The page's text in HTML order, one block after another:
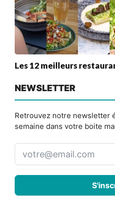
Les 12 meilleurs
NEWSLETTER
Retrouvez notre newsletter
semaine dans votre boite